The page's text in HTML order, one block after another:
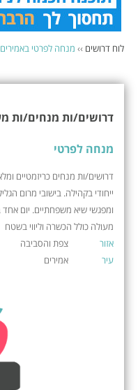
לוח דרושים ›› מנחה לפרטי באמירים
דרושים/ות מנחים/ות
מנחה לפרטי
דרושים/ות מנחים כריזמטיים
ייחודי בקהילה. בישובי מרום
ומפגשי שיא משפחתיים. יום
מעולה כולל הכשרה וליווי בשטח
אזור
צפת והסביבה
עיר
אמירים